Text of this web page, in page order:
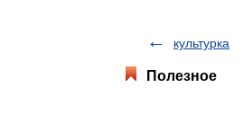
культурка
Полезное